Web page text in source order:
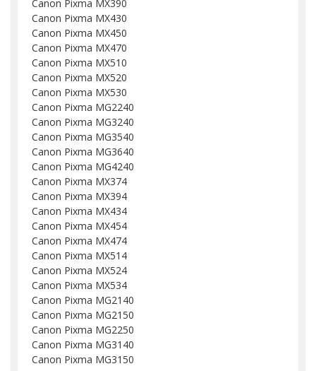
Canon Pixma MX390
Canon Pixma MX430
Canon Pixma MX450
Canon Pixma MX470
Canon Pixma MX510
Canon Pixma MX520
Canon Pixma MX530
Canon Pixma MG2240
Canon Pixma MG3240
Canon Pixma MG3540
Canon Pixma MG3640
Canon Pixma MG4240
Canon Pixma MX374
Canon Pixma MX394
Canon Pixma MX434
Canon Pixma MX454
Canon Pixma MX474
Canon Pixma MX514
Canon Pixma MX524
Canon Pixma MX534
Canon Pixma MG2140
Canon Pixma MG2150
Canon Pixma MG2250
Canon Pixma MG3140
Canon Pixma MG3150